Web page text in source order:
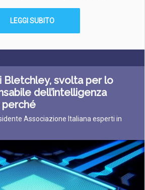
LEGGI SUBITO
Bletchley, svolta per lo
dell’intelligenza
perché
Associazione Italiana esperti in